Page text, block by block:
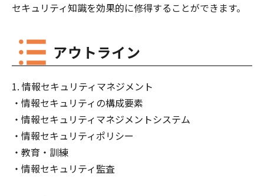
セキュリティ知識を効果的に修得することができます。
アウトライン
情報セキュリティマネジメント
情報セキュリティの構成要素
情報セキュリティマネジメントシステム
情報セキュリティポリシー
教育・訓練
情報セキュリティ監査